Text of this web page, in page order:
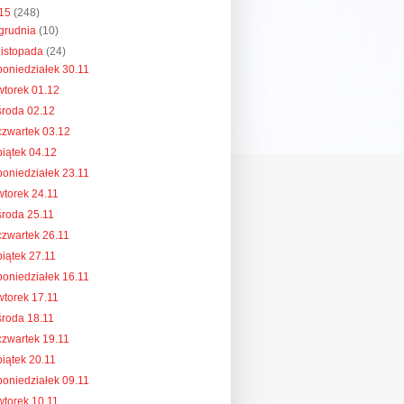
(248)
(10)
listopada(24)
30.11
01.12
02.12
03.12
04.12
23.11
24.11
25.11
26.11
27.11
16.11
17.11
18.11
19.11
20.11
09.11
10.11